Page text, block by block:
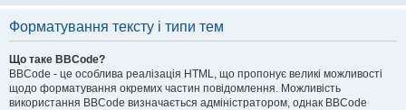
Форматування тексту і типи тем
Що таке BBCode?
BBCode - це особлива реалізація HTML, що пропонує великі можливості
щодо форматування окремих частин повідомлення. Можливість
використання BBCode визначається адміністратором, однак BBCode